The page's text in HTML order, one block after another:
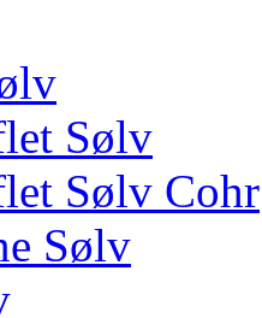
Sølv
Sølv Cohr
Sølv